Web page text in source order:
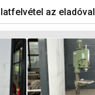
az eladóval